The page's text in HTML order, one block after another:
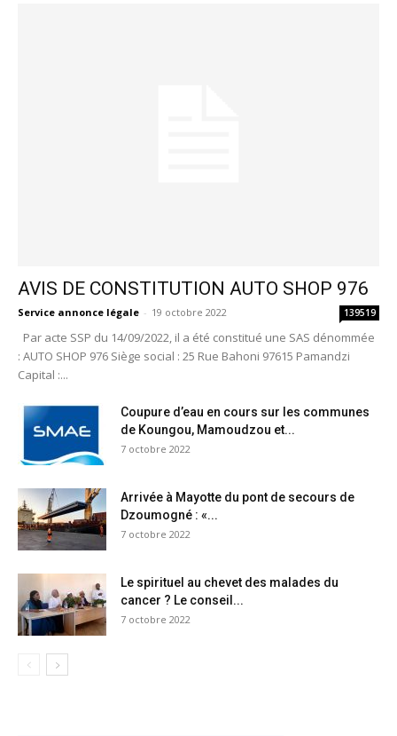
AVIS DE CONSTITUTION AUTO SHOP 976
Service annonce légale - 19 octobre 2022 139519
Par acte SSP du 14/09/2022, il a été constitué une SAS dénommée
: AUTO SHOP 976 Siège social : 25 Rue Bahoni 97615 Pamandzi
Capital :...
Coupure d’eau en cours sur les communes
de Koungou, Mamoudzou et...
7 octobre 2022
Arrivée à Mayotte du pont de secours de
Dzoumogné : «...
7 octobre 2022
Le spirituel au chevet des malades du
cancer ? Le conseil...
7 octobre 2022